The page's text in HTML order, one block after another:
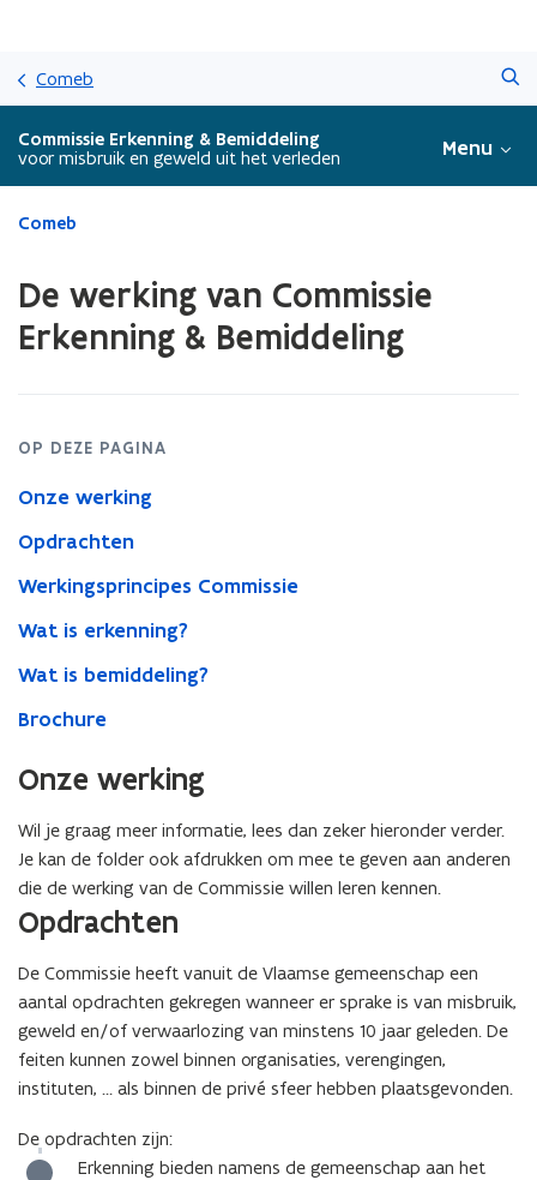
inhoud
Comeb
Commissie Erkenning & Bemiddeling
voor misbruik en geweld uit het verleden Menu
Gedaan
bevindt
zich
van
Erkenning
Bemiddeling
Comeb
De werking van Commissie
Erkenning & Bemiddeling
OP DEZE PAGINA
Onze werking
Opdrachten
Werkingsprincipes Commissie
Wat is erkenning?
Wat is bemiddeling?
Brochure
Onze werking
Wil je graag meer informatie, lees dan zeker hieronder verder.
Je kan de folder ook afdrukken om mee te geven aan anderen
die de werking van de Commissie willen leren kennen.
Opdrachten
De Commissie heeft vanuit de Vlaamse gemeenschap een
aantal opdrachten gekregen wanneer er sprake is van misbruik,
geweld en/of verwaarlozing van minstens 10 jaar geleden. De
feiten kunnen zowel binnen organisaties, verengingen,
instituten, … als binnen de privé sfeer hebben plaatsgevonden.
De opdrachten zijn:
Erkenning bieden namens de gemeenschap aan het